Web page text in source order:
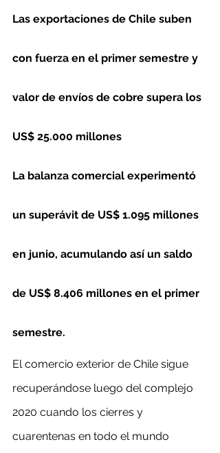
Las exportaciones de Chile suben
con fuerza en el primer semestre y
valor de envíos de cobre supera los
US$ 25.000 millones
La balanza comercial experimentó
un superávit de US$ 1.095 millones
en junio, acumulando así un saldo
de US$ 8.406 millones en el primer
semestre.
El comercio exterior de Chile sigue
recuperándose luego del complejo
2020 cuando los cierres y
cuarentenas en todo el mundo